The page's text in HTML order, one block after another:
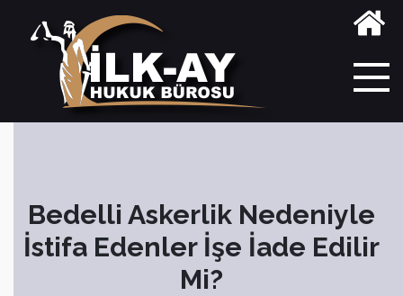
Bedelli Askerlik Nedeniyle
İstifa Edenler İşe İade Edilir
Mi?